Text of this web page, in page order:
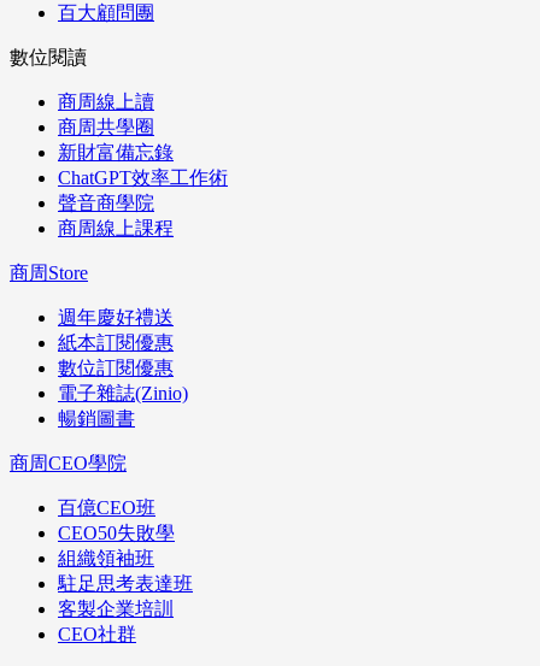
百大顧問團
數位閱讀
商周線上讀
商周共學圈
新財富備忘錄
ChatGPT效率工作術
聲音商學院
商周線上課程
商周Store
週年慶好禮送
紙本訂閱優惠
數位訂閱優惠
電子雜誌(Zinio)
暢銷圖書
商周CEO學院
百億CEO班
CEO50失敗學
組織領袖班
駐足思考表達班
客製企業培訓
CEO社群